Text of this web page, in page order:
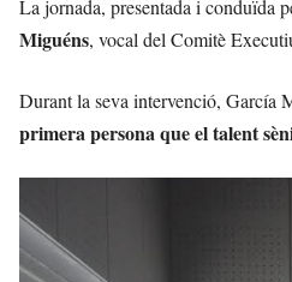
La jornada, presentada i conduïda
Miguéns, vocal del Comitè
Durant la seva intervenció, García
primera persona que el talent